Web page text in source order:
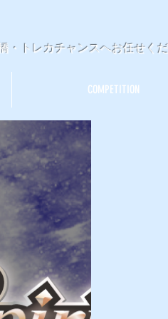
・トレカチャンスへお任せく
COMPETITION